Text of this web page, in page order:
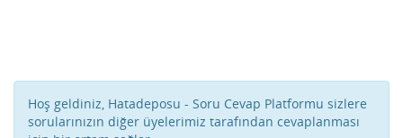
Hoş geldiniz, Hatadeposu - Soru Cevap Platformu sizlere
sorularınızın diğer üyelerimiz tarafından cevaplanması